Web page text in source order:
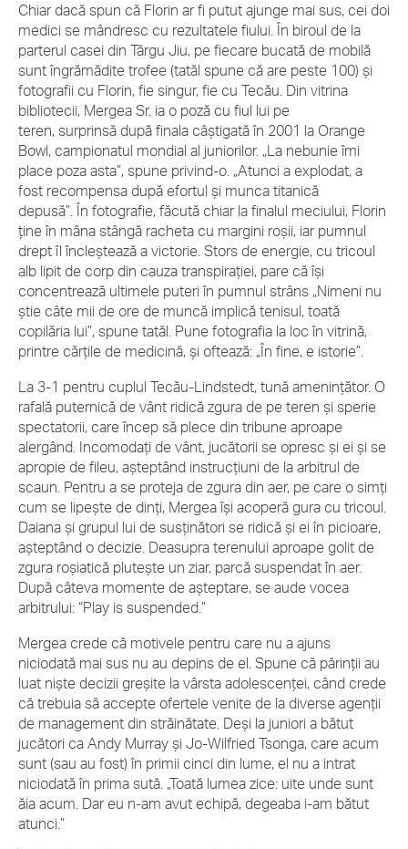
Chiar dacă spun că Florin ar fi putut ajunge mai sus, cei doi
medici se mândresc cu rezultatele fiului. În biroul de la
parterul casei din Târgu Jiu, pe fiecare bucată de mobilă
sunt îngrămădite trofee (tatăl spune că are peste 100) şi
fotografii cu Florin, fie singur, fie cu Tecău. Din vitrina
bibliotecii, Mergea Sr. ia o poză cu fiul lui pe
teren, surprinsă după finala câştigată în 2001 la Orange
Bowl, campionatul mondial al juniorilor. „La nebunie îmi
place poza asta”, spune privind-o. „Atunci a explodat, a
fost recompensa după efortul şi munca titanică
depusă”. În fotografie, făcută chiar la finalul meciului, Florin
ţine în mâna stângă racheta cu margini roşii, iar pumnul
drept îl încleştează a victorie. Stors de energie, cu tricoul
alb lipit de corp din cauza transpiraţiei, pare că îşi
concentrează ultimele puteri în pumnul strâns „Nimeni nu
ştie câte mii de ore de muncă implică tenisul, toată
copilăria lui”, spune tatăl. Pune fotografia la loc în vitrină,
printre cărţile de medicină, şi oftează: „În fine, e istorie”.
La 3-1 pentru cuplul Tecău-Lindstedt, tună ameninţător. O
rafală puternică de vânt ridică zgura de pe teren şi sperie
spectatorii, care încep să plece din tribune aproape
alergând. Incomodaţi de vânt, jucătorii se opresc şi ei şi se
apropie de fileu, aşteptând instrucţiuni de la arbitrul de
scaun. Pentru a se proteja de zgura din aer, pe care o simţi
cum se lipeşte de dinţi, Mergea îşi acoperă gura cu tricoul.
Daiana şi grupul lui de susţinători se ridică şi ei în picioare,
aşteptând o decizie. Deasupra terenului aproape golit de
zgura roşiatică pluteşte un ziar, parcă suspendat în aer.
După câteva momente de aşteptare, se aude vocea
arbitrului: “Play is suspended.”
Mergea crede că motivele pentru care nu a ajuns
niciodată mai sus nu au depins de el. Spune că părinţii au
luat nişte decizii greşite la vârsta adolescenţei, când crede
că trebuia să accepte ofertele venite de la diverse agenţii
de management din străinătate. Deşi la juniori a bătut
jucători ca Andy Murray şi Jo-Wilfried Tsonga, care acum
sunt (sau au fost) în primii cinci din lume, el nu a intrat
niciodată în prima sută. „Toată lumea zice: uite unde sunt
ăia acum. Dar eu n-am avut echipă, degeaba i-am bătut
atunci.”